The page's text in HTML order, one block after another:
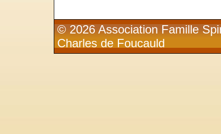
© 2026 Association Famille
Charles de Foucauld